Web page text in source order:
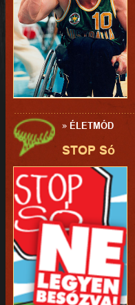
» ÉLETMÓD
STOP Só